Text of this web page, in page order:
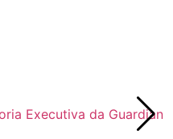
Executiva da Guardian